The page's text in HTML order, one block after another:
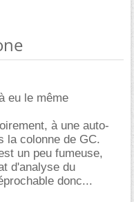
eu le même
à une auto-
la colonne de GC.
un peu fumeuse,
d'analyse du
donc...